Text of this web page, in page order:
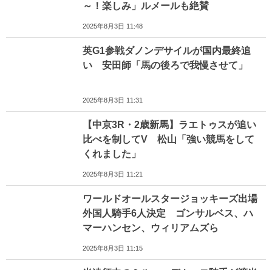
～！楽しみ」ルメールも絶賛
2025年8月3日 11:48
英G1参戦ダノンデサイルが国内最終追
い 安田師「馬の後ろで我慢させて」
2025年8月3日 11:31
【中京3R・2歳新馬】ラエトゥスが追い
比べを制してV 松山「強い競馬をして
くれました」
2025年8月3日 11:21
ワールドオールスタージョッキーズ出場
外国人騎手6人決定 ゴンサルベス、ハ
マーハンセン、ウィリアムズら
2025年8月3日 11:15